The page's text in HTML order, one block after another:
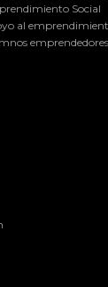
Social
al
emprendedores